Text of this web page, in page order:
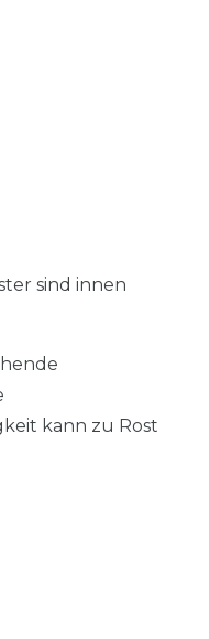
sind innen
kann zu Rost